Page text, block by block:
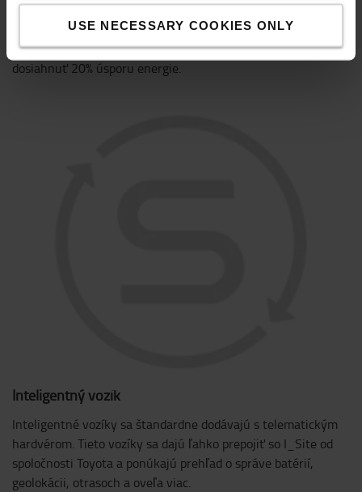
USE NECESSARY COOKIES ONLY
znižuje prestoje. Táto vlastnosť zároveň poskytuje rýchlu a
spoľahlivú komunikáciu a umožňuje programovateľnosť -
vozík je možné prispôsobiť vám a/alebo vašej prevádzke a
dosiahnuť 20% úsporu energie.
Inteligentný vozík
Inteligentné vozíky sa štandardne dodávajú s telematickým
hardvérom. Tieto vozíky sa dajú ľahko prepojiť so I_Site od
spoločnosti Toyota a ponúkajú prehľad o správe batérií,
geolokácii, otrasoch a oveľa viac.